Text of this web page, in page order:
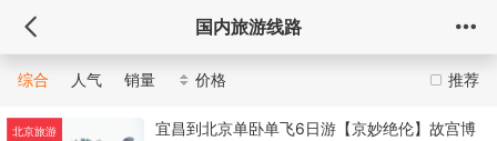
国内旅游线路
推荐
综合 人气 销量 价格
北京旅游
宜昌到北京单卧单飞6日游【京妙绝伦】故宫博